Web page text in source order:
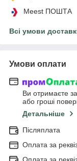
Meest ПОШТА
Всі умови
Умови оплати
Ви отримаєте
або гроші
Детальніше
Післяплата
Оплата за